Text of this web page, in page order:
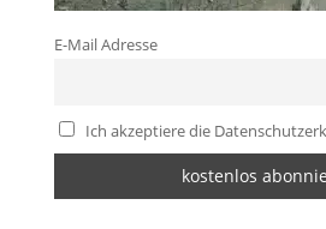
E-Mail Adresse
Ich akzeptiere die